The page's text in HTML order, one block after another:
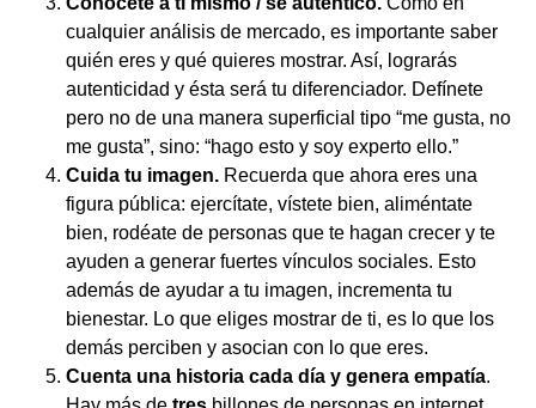
cualquier análisis de mercado, es importante saber
quién eres y qué quieres mostrar. Así, lograrás
autenticidad y ésta será tu diferenciador. Defínete
pero no de una manera superficial tipo “me gusta, no
me gusta”, sino: “hago esto y soy experto ello.”
Cuida tu imagen. Recuerda que ahora eres una
figura pública: ejercítate, vístete bien, aliméntate
bien, rodéate de personas que te hagan crecer y te
ayuden a generar fuertes vínculos sociales. Esto
además de ayudar a tu imagen, incrementa tu
bienestar. Lo que eliges mostrar de ti, es lo que los
demás perciben y asocian con lo que eres.
Cuenta una historia cada día y genera empatía.